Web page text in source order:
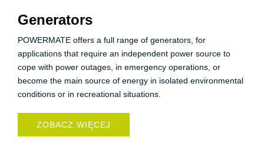
Generators
POWERMATE offers a full range of generators, for
applications that require an independent power source to
cope with power outages, in emergency operations, or
become the main source of energy in isolated environmental
conditions or in recreational situations.
ZOBACZ WIĘCEJ